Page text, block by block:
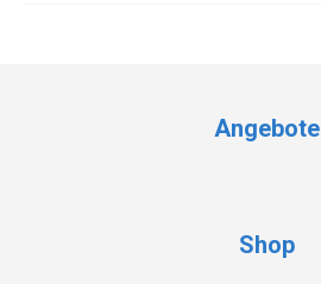
Angebote
Shop